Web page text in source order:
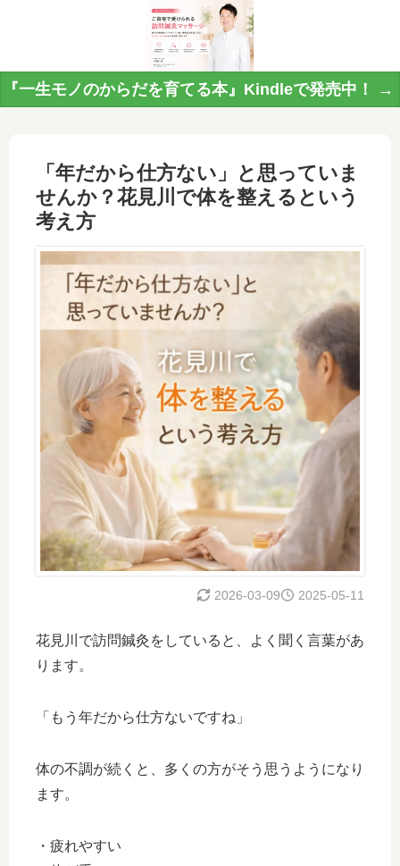
一生モノのからだを育てる本』Kindleで発売中！ →
「年だから仕方ない」と思っていま
せんか？花見川で体を整えるという
考え方
2025-05-11
2026-03-09
花見川で訪問鍼灸をしていると、よく聞く言葉があ
ります。
「もう年だから仕方ないですね」
体の不調が続くと、多くの方がそう思うようになり
ます。
・疲れやすい